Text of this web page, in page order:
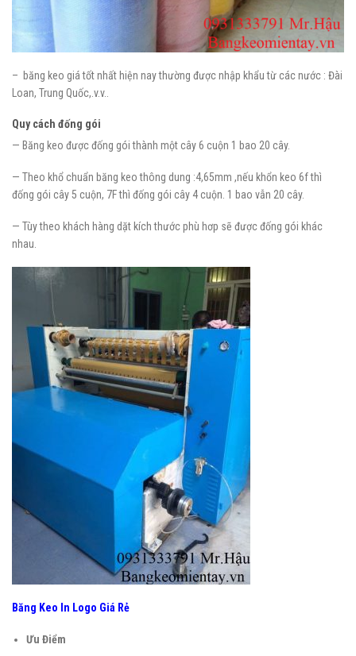
– băng keo giá tốt nhất hiện nay thường được nhập khẩu từ các nước : Đài
Loan, Trung Quốc,.v.v..
Quy cách đống gói
— Băng keo được đống gói thành một cây 6 cuộn 1 bao 20 cây.
— Theo khổ chuẩn băng keo thông dung :4,65mm ,nếu khổn keo 6f thì
đống gói cây 5 cuộn, 7F thì đống gói cây 4 cuộn. 1 bao vẫn 20 cây.
— Tùy theo khách hàng dặt kích thước phù hơp sẽ được đống gói khác
nhau.
Băng Keo In Logo Giá Rẻ
Ưu Điểm